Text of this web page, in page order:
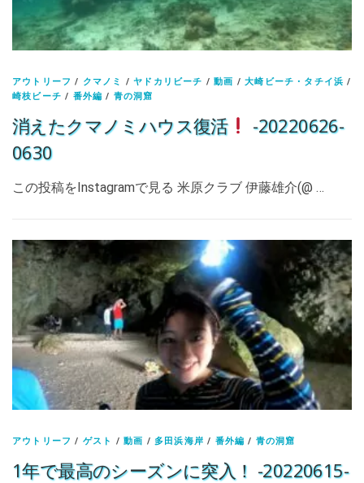
アウトリーフ / クマノミ /ヤドカリビーチ /動画 /大崎ビーチ・タチイ浜 /
崎枝ビーチ / 番外編 / 青の洞窟
消えたクマノミハウス復活
-20220626-
0630
この投稿をInstagramで見る 米原クラブ 伊藤雄介(@ …
アウトリーフ / ゲスト /動画 / 多田浜海岸 / 番外編 / 青の洞窟
1年で最高のシーズンに突入！ -20220615-